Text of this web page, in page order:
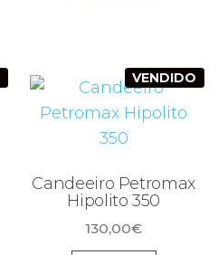
VENDIDO
Candeeiro Petromax
Hipolito 350
130,00€